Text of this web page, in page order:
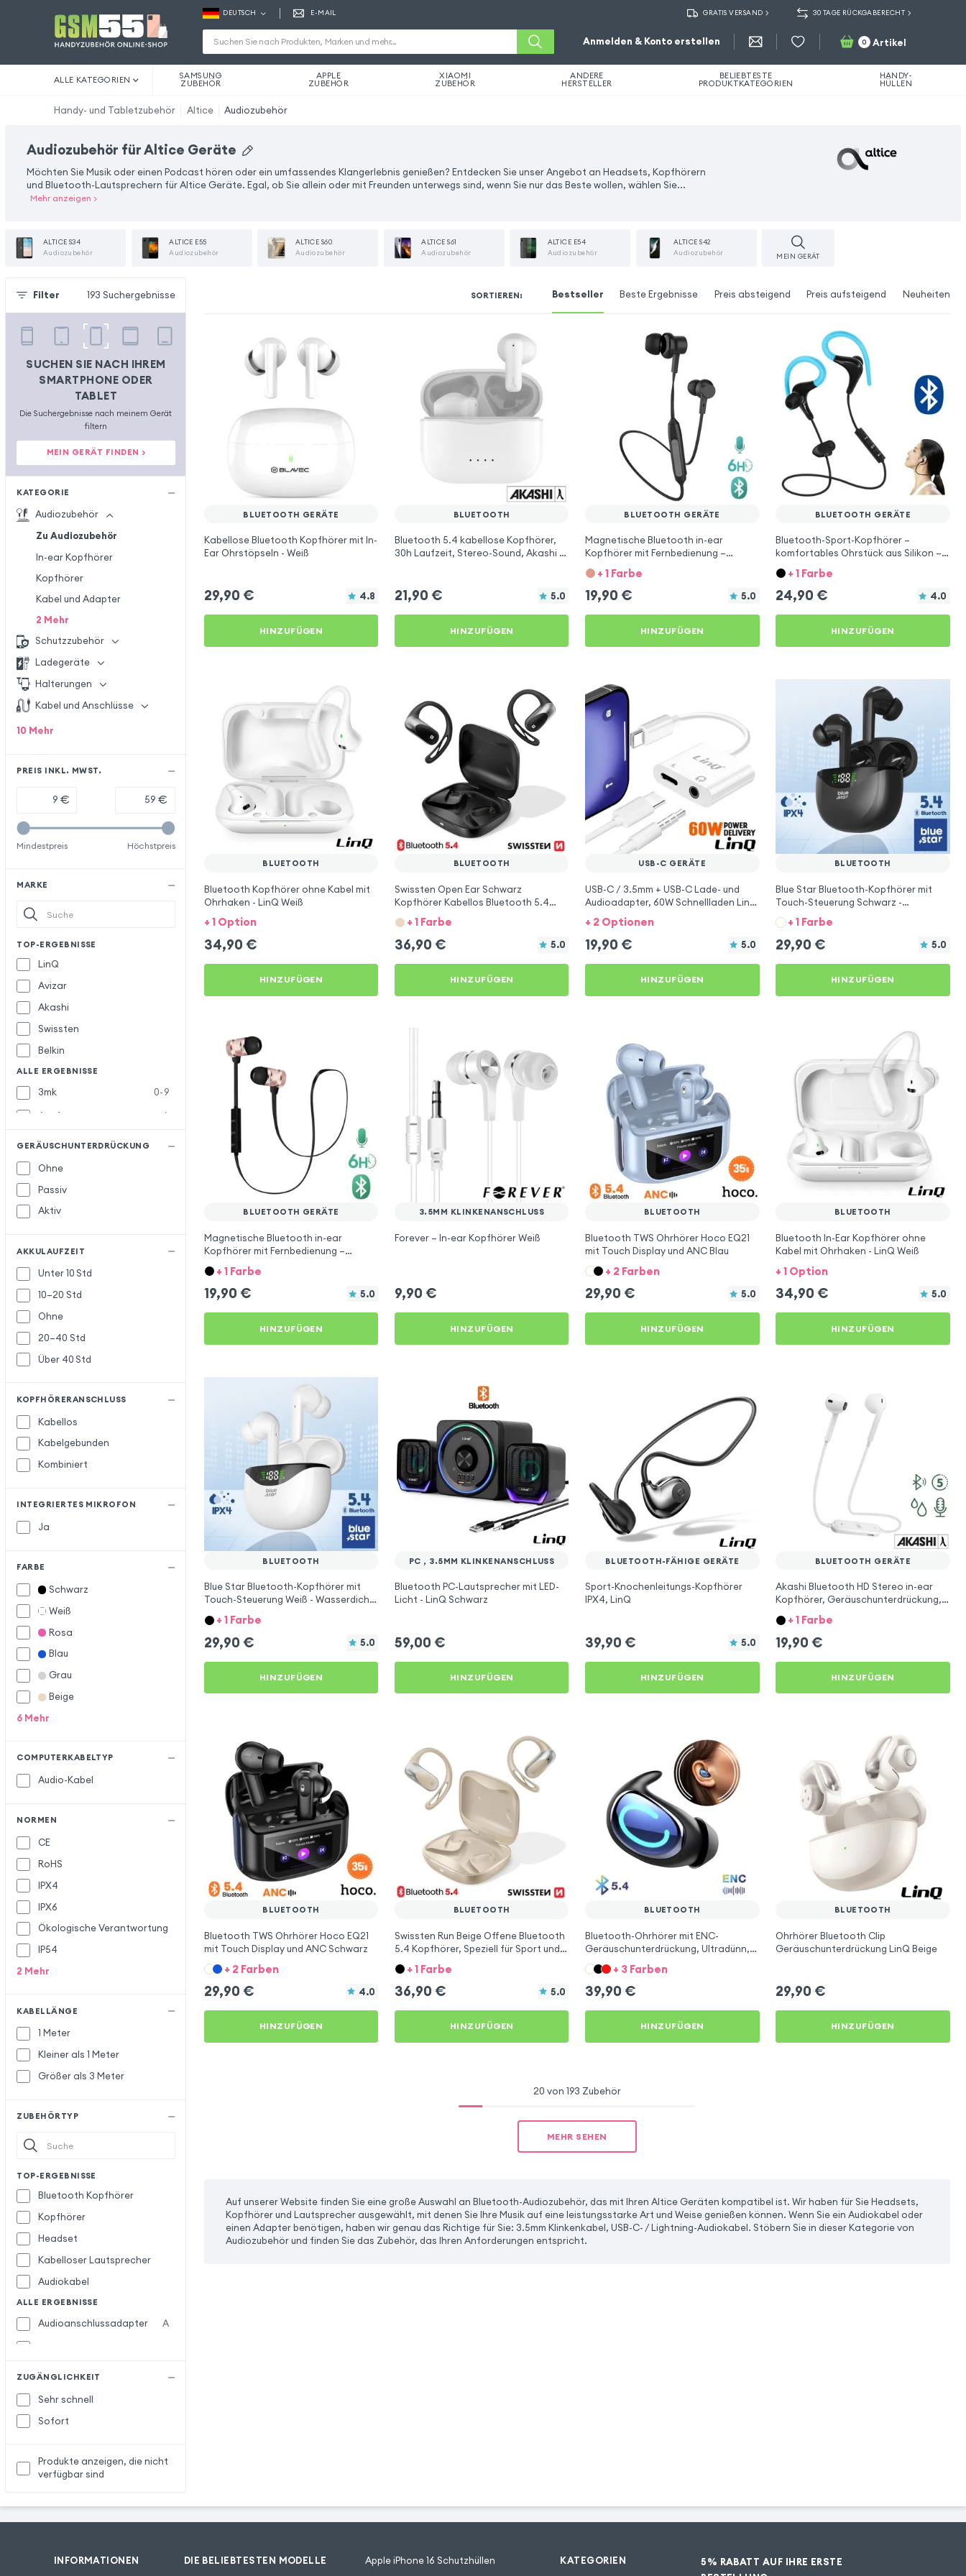
DEUTSCH E-MAIL GRATIS VERSAND 30 TAGE RÜCKGABERECHT
Anmelden & Konto erstellen 0 Artikel
ALLE KATEGORIEN SAMSUNG
ZUBEHÖR
APPLE
ZUBEHÖR
XIAOMI
ZUBEHÖR
ANDERE
HERSTELLER
BELIEBTESTE
PRODUKTKATEGORIEN
HANDY-
HÜLLEN
Handy- und Tabletzubehör Altice Audiozubehör
Audiozubehör für Altice Geräte
Möchten Sie Musik oder einen Podcast hören oder ein umfassendes Klangerlebnis genießen? Entdecken Sie unser Angebot an Headsets, Kopfhörern
und Bluetooth-Lautsprechern für Altice Geräte. Egal, ob Sie allein oder mit Freunden unterwegs sind, wenn Sie nur das Beste wollen, wählen Sie...
Mehr anzeigen >
ALTICE S34
Audiozubehör
ALTICE E55
Audiozubehör
ALTICE S60
Audiozubehör
ALTICE S61
Audiozubehör
ALTICE E54
Audiozubehör
ALTICE S42
Audiozubehör
MEIN GERÄT
Filter 193 Suchergebnisse
SUCHEN SIE NACH IHREM
SMARTPHONE ODER
TABLET
Die Suchergebnisse nach meinem Gerät
filtern
MEIN GERÄT FINDEN >
KATEGORIE
Audiozubehör
Zu Audiozubehör
In-ear Kopfhörer
Kopfhörer
Kabel und Adapter
2 Mehr
Schutzzubehör
Ladegeräte
Halterungen
Kabel und Anschlüsse
10 Mehr
PREIS INKL. MWST.
€ €
Mindestpreis Höchstpreis
MARKE
TOP-ERGEBNISSE
LinQ
Avizar
Akashi
Swissten
Belkin
ALLE ERGEBNISSE
3mk
0-9
Acefast
A
Akyga
Blue Star
Doro
Force Play
Forever
Hoco
Inkax
JBL
Remax
Samsung
Twelve south
T
Urbanista
GERÄUSCHUNTERDRÜCKUNG
Ohne
Passiv
Aktiv
AKKULAUFZEIT
Unter 10 Std
10–20 Std
Ohne
20–40 Std
Über 40 Std
KOPFHÖRERANSCHLUSS
Kabellos
Kabelgebunden
Kombiniert
INTEGRIERTES MIKROFON
Ja
FARBE
Schwarz
Weiß
Rosa
Blau
Grau
Beige
6 Mehr
COMPUTERKABELTYP
Audio-Kabel
NORMEN
CE
RoHS
IPX4
IPX6
Ökologische Verantwortung
IP54
2 Mehr
KABELLÄNGE
1 Meter
Kleiner als 1 Meter
Größer als 3 Meter
ZUBEHÖRTYP
TOP-ERGEBNISSE
Bluetooth Kopfhörer
Kopfhörer
Headset
Kabelloser Lautsprecher
Audiokabel
ALLE ERGEBNISSE
Audioanschlussadapter
A
Bluetooth Audio Transmitter
Empfänger
Bluetooth Audio-Headset
Karaoke-Anlage
Leuchtender Lautsprecher
ZUGÄNGLICHKEIT
Sehr schnell
Sofort
Produkte anzeigen, die nicht
verfügbar sind
SORTIEREN: Bestseller Beste Ergebnisse Preis absteigend Preis aufsteigend Neuheiten
BLUETOOTH GERÄTE
Kabellose Bluetooth Kopfhörer mit In-
Ear Ohrstöpseln - Weiß
29,90 € 4.8
HINZUFÜGEN
BLUETOOTH
Bluetooth 5.4 kabellose Kopfhörer,
30h Laufzeit, Stereo-Sound, Akashi -
21,90 € 5.0
HINZUFÜGEN
BLUETOOTH GERÄTE
Magnetische Bluetooth in-ear
Kopfhörer mit Fernbedienung –
Schwarz
+ 1 Farbe
19,90 € 5.0
HINZUFÜGEN
BLUETOOTH GERÄTE
Bluetooth-Sport-Kopfhörer –
komfortables Ohrstück aus Silikon –
Aufbewahrungstasche – Blau
+ 1 Farbe
24,90 € 4.0
HINZUFÜGEN
BLUETOOTH
Bluetooth Kopfhörer ohne Kabel mit
Ohrhaken - LinQ Weiß
+ 1 Option
34,90 €
HINZUFÜGEN
BLUETOOTH
Swissten Open Ear Schwarz
Kopfhörer Kabellos Bluetooth 5.4
Offen Speziell für Sport und Running
+ 1 Farbe
36,90 € 5.0
HINZUFÜGEN
USB-C GERÄTE
USB-C / 3.5mm + USB-C Lade- und
Audioadapter, 60W Schnellladen LinQ
Weiß
+ 2 Optionen
19,90 € 5.0
HINZUFÜGEN
BLUETOOTH
Blue Star Bluetooth-Kopfhörer mit
Touch-Steuerung Schwarz -
Wasserdicht IPX4
+ 1 Farbe
29,90 € 5.0
HINZUFÜGEN
BLUETOOTH GERÄTE
Magnetische Bluetooth in-ear
Kopfhörer mit Fernbedienung –
Schwarz / RoseGold
+ 1 Farbe
19,90 € 5.0
HINZUFÜGEN
3.5MM KLINKENANSCHLUSS
Forever – In-ear Kopfhörer Weiß
9,90 €
HINZUFÜGEN
BLUETOOTH
Bluetooth TWS Ohrhörer Hoco EQ21
mit Touch Display und ANC Blau
+ 2 Farben
29,90 € 5.0
HINZUFÜGEN
BLUETOOTH
Bluetooth In-Ear Kopfhörer ohne
Kabel mit Ohrhaken - LinQ Weiß
+ 1 Option
34,90 € 5.0
HINZUFÜGEN
BLUETOOTH
Blue Star Bluetooth-Kopfhörer mit
Touch-Steuerung Weiß - Wasserdicht
IPX4
+ 1 Farbe
29,90 € 5.0
HINZUFÜGEN
PC , 3.5MM KLINKENANSCHLUSS
Bluetooth PC-Lautsprecher mit LED-
Licht - LinQ Schwarz
59,00 €
HINZUFÜGEN
BLUETOOTH-FÄHIGE GERÄTE
Sport-Knochenleitungs-Kopfhörer
IPX4, LinQ
39,90 € 5.0
HINZUFÜGEN
BLUETOOTH GERÄTE
Akashi Bluetooth HD Stereo in-ear
Kopfhörer, Geräuschunterdrückung,
by Akashi – Silber
+ 1 Farbe
19,90 €
HINZUFÜGEN
BLUETOOTH
Bluetooth TWS Ohrhörer Hoco EQ21
mit Touch Display und ANC Schwarz
+ 2 Farben
29,90 € 4.0
HINZUFÜGEN
BLUETOOTH
Swissten Run Beige Offene Bluetooth
5.4 Kopfhörer, Speziell für Sport und
Running
+ 1 Farbe
36,90 € 5.0
HINZUFÜGEN
BLUETOOTH
Bluetooth-Ohrhörer mit ENC-
Geräuschunterdrückung, Ultradünn,
Spezial für den Schlaf – Blau
+ 3 Farben
39,90 €
HINZUFÜGEN
BLUETOOTH
Ohrhörer Bluetooth Clip
Geräuschunterdrückung LinQ Beige
29,90 €
HINZUFÜGEN
20 von 193 Zubehör
MEHR SEHEN
Auf unserer Website finden Sie eine große Auswahl an Bluetooth-Audiozubehör, das mit Ihren Altice Geräten kompatibel ist. Wir haben für Sie Headsets,
Kopfhörer und Lautsprecher ausgewählt, mit denen Sie Ihre Musik auf eine leistungsstarke Art und Weise genießen können. Wenn Sie ein Audiokabel oder
einen Adapter benötigen, haben wir genau das Richtige für Sie: 3.5mm Klinkenkabel, USB-C- / Lightning-Audiokabel. Stöbern Sie in dieser Kategorie von
Audiozubehör und finden Sie das Zubehör, das Ihren Anforderungen entspricht.
INFORMATIONEN DIE BELIEBTESTEN MODELLE
Apple iPhone 16 Schutzhüllen
KATEGORIEN
5% RABATT AUF IHRE ERSTE